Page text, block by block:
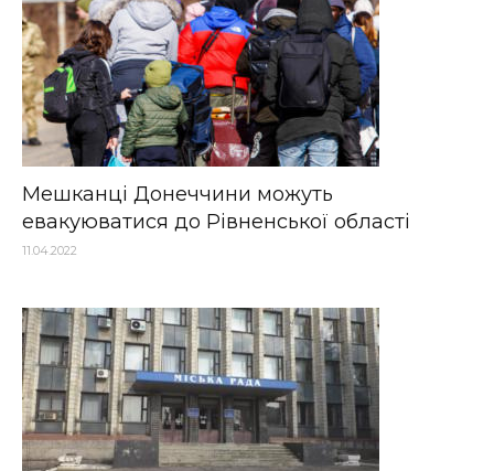
Мешканці Донеччини можуть
евакуюватися до Рівненської області
11.04.2022